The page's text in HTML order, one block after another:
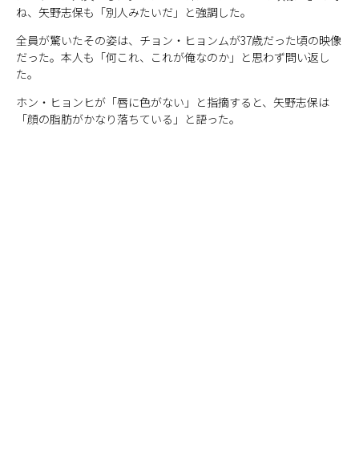
ね、矢野志保も「別人みたいだ」と強調した。
全員が驚いたその姿は、チョン・ヒョンムが37歳だった頃の映像
だった。本人も「何これ、これが俺なのか」と思わず問い返し
た。
ホン・ヒョンヒが「唇に色がない」と指摘すると、矢野志保は
「顔の脂肪がかなり落ちている」と語った。